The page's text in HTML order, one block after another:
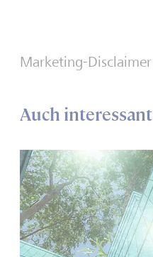
Marketing-Disclaimer
Auch interessant